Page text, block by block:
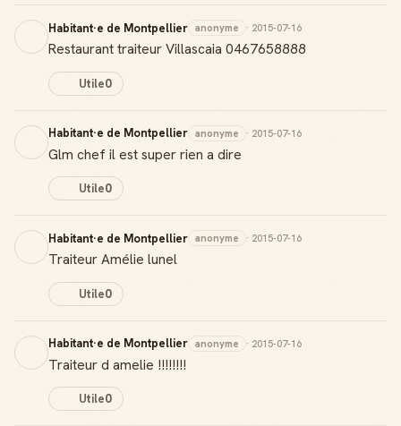
Habitant·e de Montpellier anonyme · 2015-07-16
Restaurant traiteur Villascaia 0467658888
Utile0
Habitant·e de Montpellier anonyme · 2015-07-16
Glm chef il est super rien a dire
Utile0
Habitant·e de Montpellier anonyme · 2015-07-16
Traiteur Amélie lunel
Utile0
Habitant·e de Montpellier anonyme · 2015-07-16
Traiteur d amelie !!!!!!!!
Utile0
Ton statut affiché sur toutes tes contributions
Score de réputation
Gagne des points à chaque contribution utile
Reconnaissance locale
Deviens une référence dans ta ville
Notifications
Sois notifié quand ton avis aide quelqu'un
Créer mon compte Guide